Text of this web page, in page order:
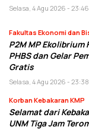
Selasa, 4 Agu 2026 -
Fakultas Ekonomi dan
P2M MP Ekolibrium
PHBS dan Gelar
Gratis
Selasa, 4 Agu 2026 -
Korban Kebakaran KMP
Selamat dari
UNM Tiga Jam